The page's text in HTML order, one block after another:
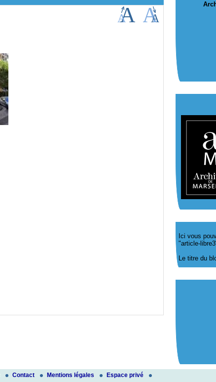
Ici vous
"article-
Le titre du
Contact Mentions légales Espace privé